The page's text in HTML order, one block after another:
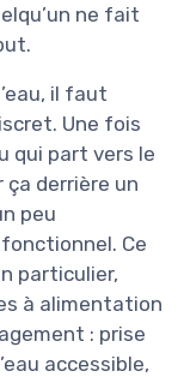
ne fait
il faut
Une fois
qui part vers le
ça derrière un
peu
Ce
particulier,
à alimentation
: prise
accessible,